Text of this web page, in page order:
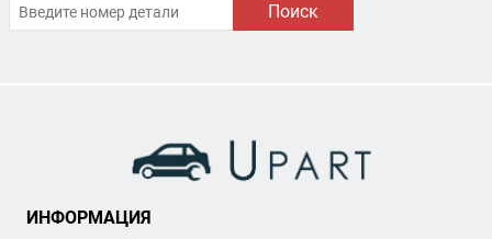
Поиск
ИНФОРМАЦИЯ